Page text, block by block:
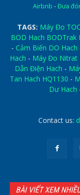
Airbnb -Đưa
TAGS: Máy Đo
BOD Hach BODTrak
- Cảm Biến DO Hach
Hach - Máy Đo Nitrat
Dẫn Điện Hach -
Tan Hach HQ1130 -
Dư Hach
Contact us:
BÀI VIẾT XEM